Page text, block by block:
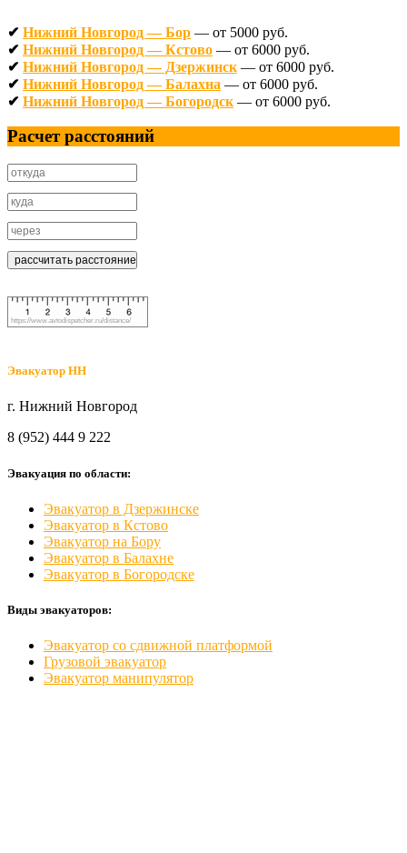
✔ Нижний Новгород — Бор — от 5000 руб.
✔ Нижний Новгород — Кстово — от 6000 руб.
✔ Нижний Новгород — Дзержинск — от 6000 руб.
✔ Нижний Новгород — Балахна — от 6000 руб.
✔ Нижний Новгород — Богородск — от 6000 руб.
Расчет расстояний
https://www.avtodispetcher.ru/distance/
Эвакуатор НН
г. Нижний Новгород
8 (952) 444 9 222
Эвакуация по области:
Эвакуатор в Дзержинске
Эвакуатор в Кстово
Эвакуатор на Бору
Эвакуатор в Балахне
Эвакуатор в Богородске
Виды эвакуаторов:
Эвакуатор со сдвижной платформой
Грузовой эвакуатор
Эвакуатор манипулятор